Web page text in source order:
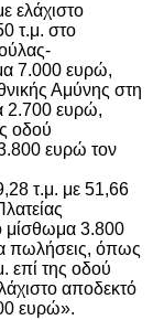
ελάχιστο
τ.μ. στο
7.000 ευρώ,
Αμύνης στη
2.700 ευρώ,
οδού
ευρώ τον
τ.μ. με 51,66
μίσθωμα 3.800
πωλήσεις, όπως
επί της οδού
αποδεκτό
ευρώ».